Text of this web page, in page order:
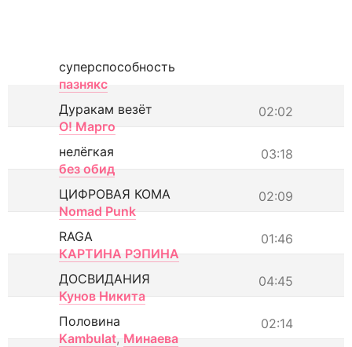
суперспособность
пазнякс
02:02
Дуракам везёт
О! Марго
03:18
нелёгкая
без обид
02:09
ЦИФРОВАЯ КОМА
Nomad Punk
01:46
RAGA
КАРТИНА РЭПИНА
04:45
ДОСВИДАНИЯ
Кунов Никита
02:14
Половина
Kambulat, Минаева